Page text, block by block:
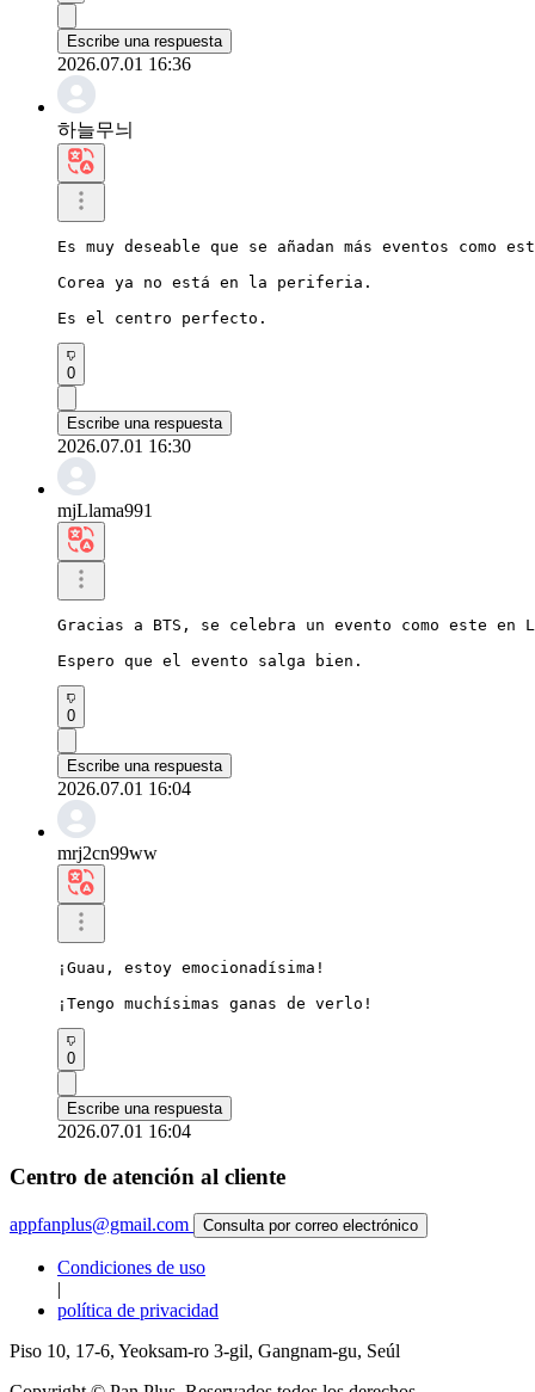
Escribe una respuesta
2026.07.01 16:36
하늘무늬
Es muy deseable que se añadan más eventos como
Corea ya no está en la periferia.
Es el centro perfecto.
0
Escribe una respuesta
2026.07.01 16:30
mjLlama991
Gracias a BTS, se celebra un evento como este en
Espero que el evento salga bien.
0
Escribe una respuesta
2026.07.01 16:04
mrj2cn99ww
¡Guau, estoy emocionadísima!
¡Tengo muchísimas ganas de verlo!
0
Escribe una respuesta
2026.07.01 16:04
Centro de atención al cliente
appfanplus@gmail.com Consulta por correo electrónico
Condiciones de uso
|
política de privacidad
Piso 10, 17-6, Yeoksam-ro 3-gil, Gangnam-gu, Seúl